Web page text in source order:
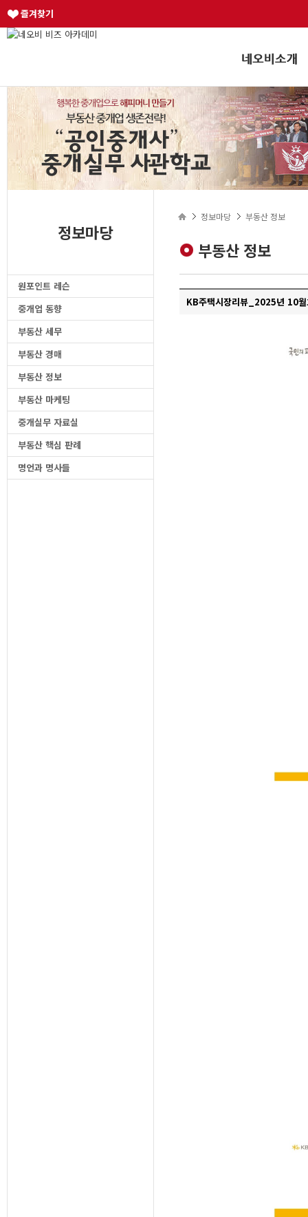
즐겨찾기
정보마당
원포인트 레슨
중개업 동향
부동산 세무
부동산 경매
부동산 정보
부동산 마케팅
중개실무 자료실
부동산 핵심 판례
명언과 명사들
정보마당 부동산 정보
부동산 정보
KB주택시장리뷰_2025년 10월